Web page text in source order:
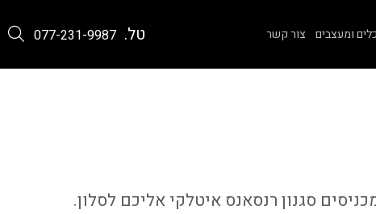
ומעצבים צור קשר טל. 077-231-9987
סגנון רנסאנס איטלקי אליכם לסלון.